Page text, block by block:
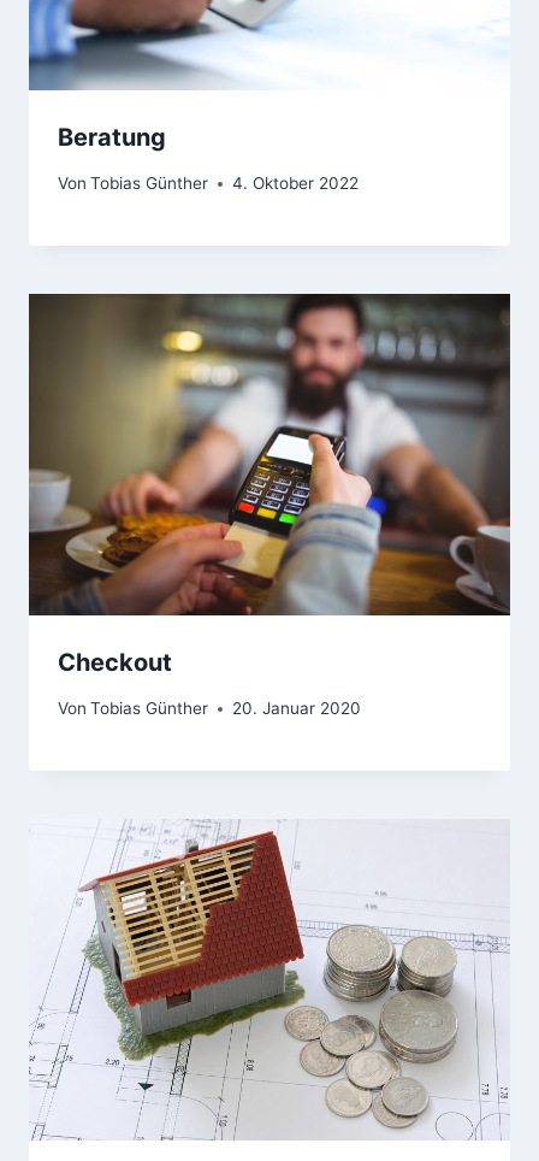
Beratung
Von Tobias Günther 4. Oktober 2022
Checkout
Von Tobias Günther 20. Januar 2020